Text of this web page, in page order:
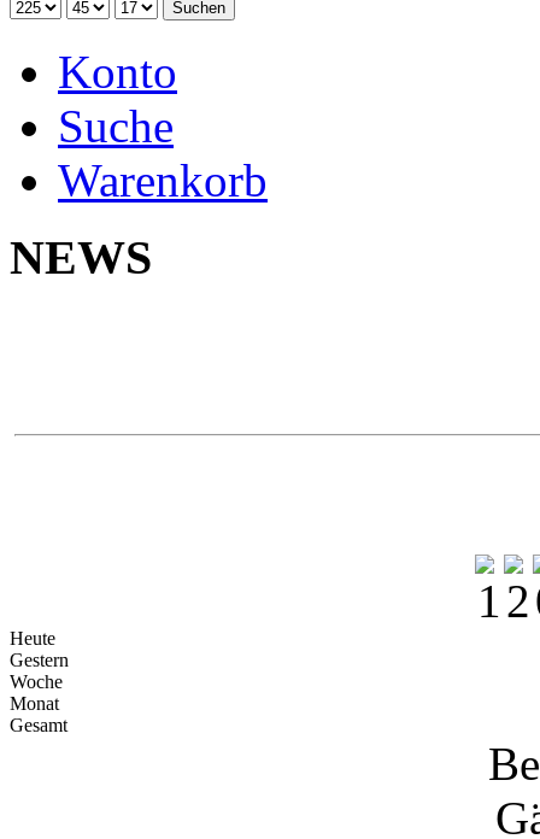
Konto
Suche
Warenkorb
NEWS
Heute
Gestern
Woche
Monat
Gesamt